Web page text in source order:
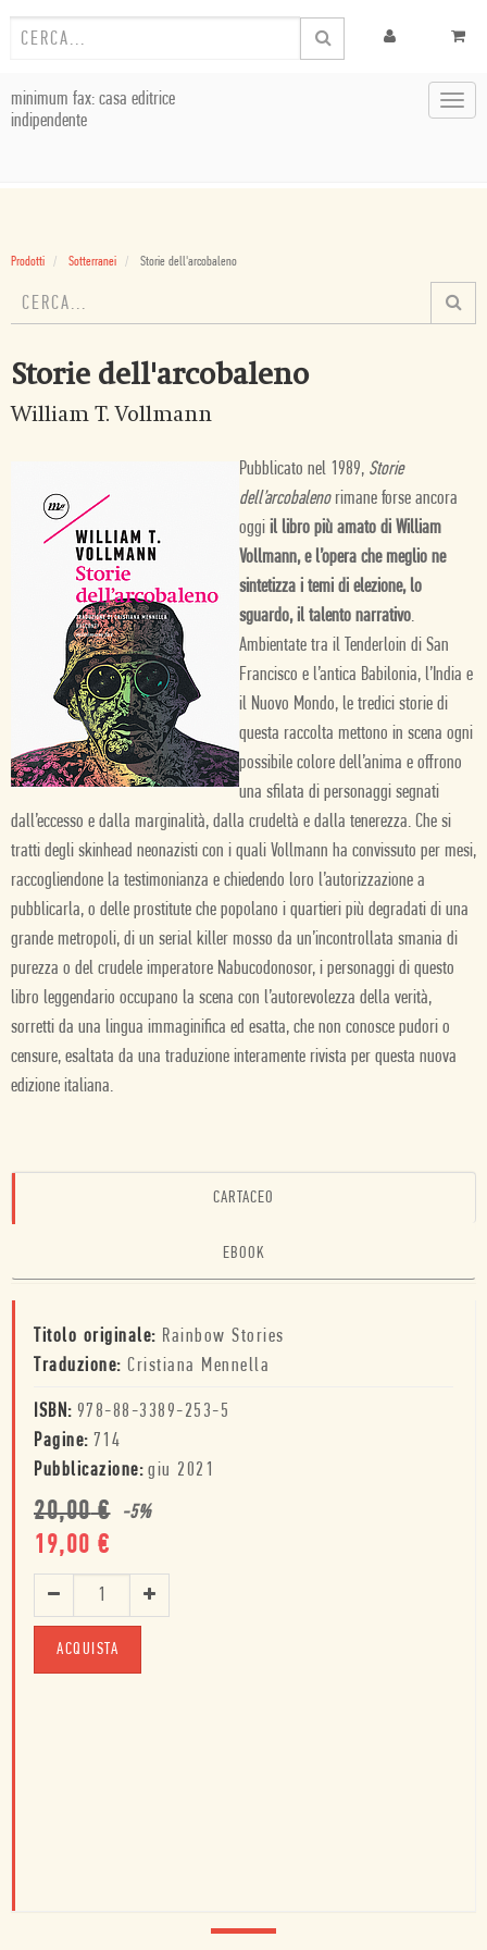
minimum fax: casa editrice
indipendente
Prodotti Sotterranei Storie dell'arcobaleno
Storie dell'arcobaleno
William T. Vollmann
Pubblicato nel 1989, Storie
dell’arcobalenorimane forse ancora
oggi il libro più amato di William
Vollmann, e l’opera che meglio ne
sintetizza i temi di elezione, lo
sguardo, il talento narrativo.
Ambientate tra il Tenderloin di San
Francisco e l’antica Babilonia, l’India e
il Nuovo Mondo, le tredici storie di
questa raccolta mettono in scena ogni
possibile colore dell’anima e offrono
una sfilata di personaggi segnati
dall’eccesso e dalla marginalità, dalla crudeltà e dalla tenerezza. Che si
tratti degli skinhead neonazisti con i quali Vollmann ha convissuto per mesi,
raccogliendone la testimonianza e chiedendo loro l’autorizzazione a
pubblicarla, o delle prostitute che popolano i quartieri più degradati di una
grande metropoli, di un serial killer mosso da un’incontrollata smania di
purezza o del crudele imperatore Nabucodonosor, i personaggi di questo
libro leggendario occupano la scena con l’autorevolezza della verità,
sorretti da una lingua immaginifica ed esatta, che non conosce pudori o
censure, esaltata da una traduzione interamente rivista per questa nuova
edizione italiana.
CARTACEO
EBOOK
Titolo originale: Rainbow Stories
Traduzione: Cristiana Mennella
ISBN: 978-88-3389-253-5
Pagine: 714
Pubblicazione: giu 2021
20,00€ -5%
19,00 €
ACQUISTA